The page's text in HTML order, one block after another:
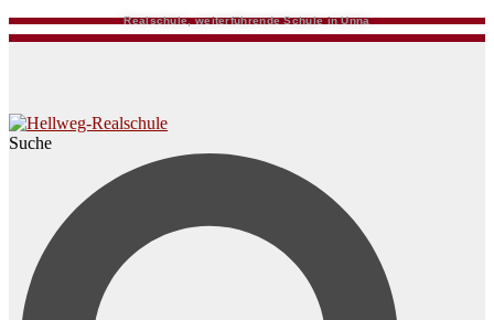
Realschule, weiterführende Schule in Unna
Suche